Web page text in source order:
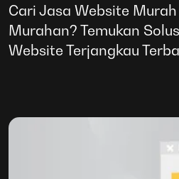
Cari Jasa Website
Murahan? Temukan
Website Terjangkau